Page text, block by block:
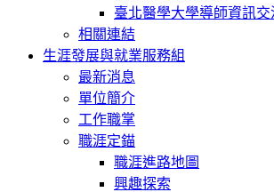
臺北醫學大學導師資訊交
相關連結
生涯發展與就業服務組
最新消息
單位簡介
工作職掌
職涯定錨
職涯進路地圖
興趣探索